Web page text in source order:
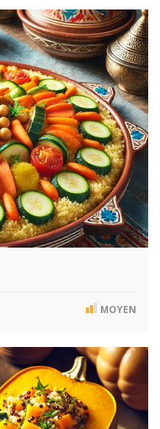
MOYEN